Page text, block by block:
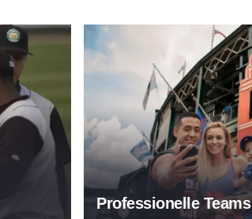
Professionelle Teams
Professionelle Teams